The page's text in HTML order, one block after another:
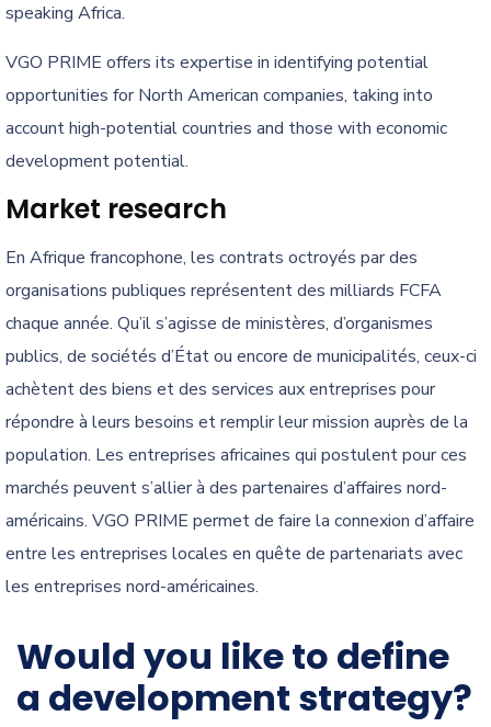
speaking Africa.
VGO PRIME offers its expertise in identifying potential
opportunities for North American companies, taking into
account high-potential countries and those with economic
development potential.
Market research
En Afrique francophone, les contrats octroyés par des
organisations publiques représentent des milliards FCFA
chaque année. Qu’il s’agisse de ministères, d’organismes
publics, de sociétés d’État ou encore de municipalités, ceux-ci
achètent des biens et des services aux entreprises pour
répondre à leurs besoins et remplir leur mission auprès de la
population. Les entreprises africaines qui postulent pour ces
marchés peuvent s’allier à des partenaires d’affaires nord-
américains. VGO PRIME permet de faire la connexion d’affaire
entre les entreprises locales en quête de partenariats avec
les entreprises nord-américaines.
Would you like to define
a development strategy?